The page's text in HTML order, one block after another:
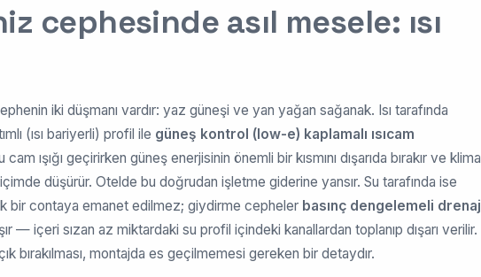
cephesinde asıl mesele: ısı
iki düşmanı vardır: yaz güneşi ve yan yağan sağanak. Isı tarafında
(ısı bariyerli) profil ile güneş kontrol (low-e) kaplamalı ısıcam
cam ışığı geçirirken güneş enerjisinin önemli bir kısmını dışarıda bırakır ve klima
düşürür. Otelde bu doğrudan işletme giderine yansır. Su tarafında ise
bir contaya emanet edilmez; giydirme cepheler basınç dengelemeli drenaj
— içeri sızan az miktardaki su profil içindeki kanallardan toplanıp dışarı verilir.
bırakılması, montajda es geçilmemesi gereken bir detaydır.